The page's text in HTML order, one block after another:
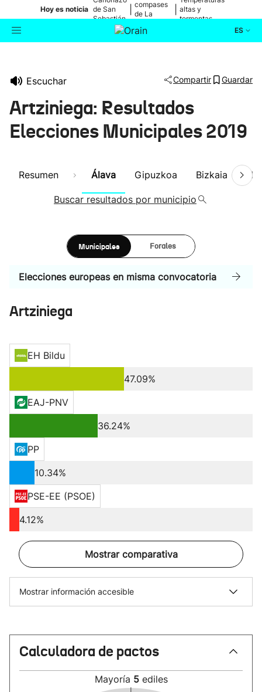
Hoy es noticia de San
Sebastián
compases
de La
altas y
tormentas
ES
Cultura
Escuchar Compartir Guardar
Artziniega: Resultados
Elecciones Municipales 2019
Resumen Álava Gipuzkoa Bizkaia
Buscar resultados por municipio
Municipales Forales
Elecciones europeas en misma convocatoria
Artziniega
EH Bildu
47.09%
EAJ-PNV
36.24%
PP
10.34%
PSE-EE (PSOE)
4.12%
Mostrar comparativa
Mostrar información accesible
Calculadora de pactos
Mayoría 5 ediles